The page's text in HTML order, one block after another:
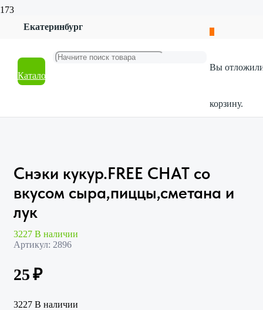
Екатеринбург
Каталог
Вы
корзину.
Продукты и напитки
Снэки кукур.FREE CHAT со вкусом сыра,пиццы,сметана
Снэки кукур.FREE CHAT со
вкусом сыра,пиццы,сметана и
лук
3227 В наличии
Артикул: 2896
25₽
3227 В наличии